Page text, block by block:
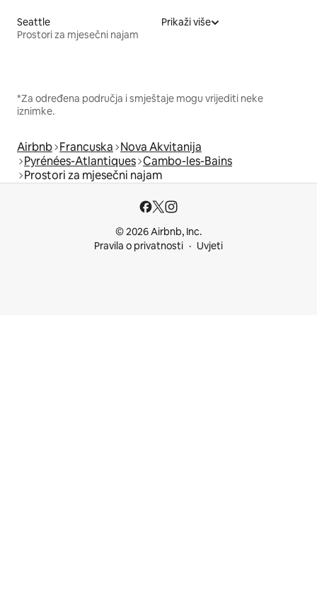
Seattle
Prostori za mjesečni najam
Prikaži više
*Za određena područja i smještaje mogu vrijediti neke
iznimke.
Airbnb Francuska Nova Akvitanija
Pyrénées-Atlantiques Cambo-les-Bains
Prostori za mjesečni najam
© 2026 Airbnb, Inc.
Pravila o privatnosti
Uvjeti